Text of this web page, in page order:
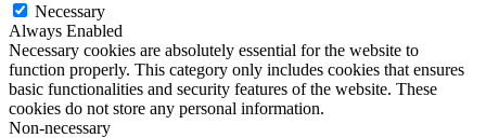
Necessary
Always Enabled
Necessary cookies are absolutely essential for the website to
function properly. This category only includes cookies that ensures
basic functionalities and security features of the website. These
cookies do not store any personal information.
Non-necessary